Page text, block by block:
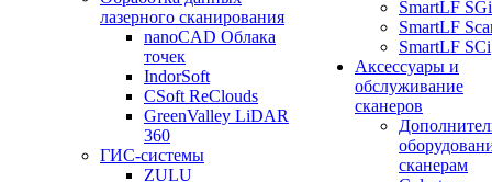
лазерного сканирования
nanoCAD Облака
точек
IndorSoft
CSoft ReClouds
GreenValley LiDAR
360
ГИС-системы
ZULU
SmartLF SGi
SmartLF
SmartLF SCi
Аксессуары и
обслуживание
сканеров
сканерам